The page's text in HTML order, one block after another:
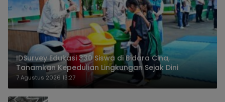
IDSurvey Edukasi 330 Siswa di Bidara Cina,
Tanamkan Kepedulian Lingkungan Sejak Dini
7 Agustus 2026 13:27